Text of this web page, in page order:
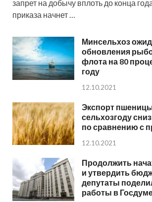
запрет на добычу вплоть до конца
приказа начнет …
Минсельхоз
обновления
флота на 80
году
12.10.2021
Экспорт
сельхозгоду
по сравнению с
12.10.2021
Продолжить
и утвердить
депутаты
работы в